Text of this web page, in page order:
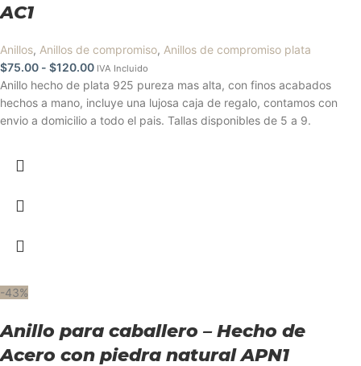
AC1
Anillos, Anillos de compromiso, Anillos de compromiso plata
$75.00 - $120.00 IVA Incluido
Anillo hecho de plata 925 pureza mas alta, con finos acabados
hechos a mano, incluye una lujosa caja de regalo, contamos con
envio a domicilio a todo el pais. Tallas disponibles de 5 a 9.
-43%
Anillo para caballero – Hecho de
Acero con piedra natural APN1